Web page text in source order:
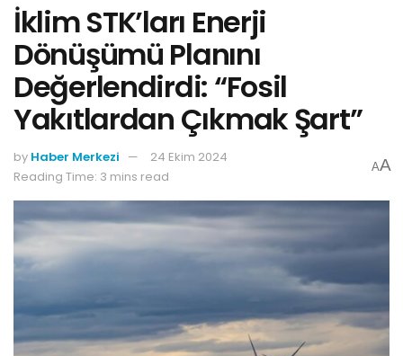
İklim STK’ları Enerji
Dönüşümü Planını
Değerlendirdi: “Fosil
Yakıtlardan Çıkmak Şart”
by Haber Merkezi
24 Ekim 2024
Reading Time: 3 mins read
AA